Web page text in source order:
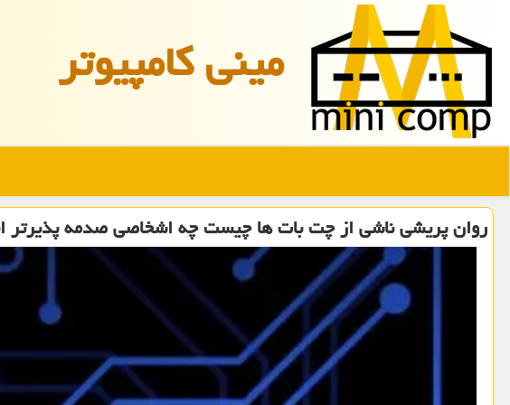
مینی كامپیوتر
روان پریشی ناشی از چت بات ها چیست چه اشخاصی صدمه پذیرتر